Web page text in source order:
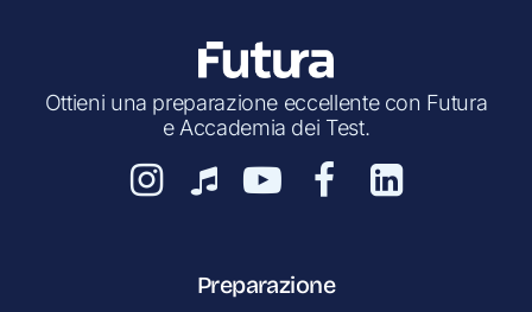
Ottieni una preparazione eccellente con Futura
e Accademia dei Test.
Preparazione